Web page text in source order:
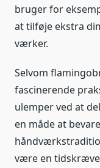
bruger for
at tilføje ekstra
værker.
Selvom
fascinerende
ulemper ved at
en måde at
være en